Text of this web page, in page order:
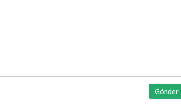
Gönder